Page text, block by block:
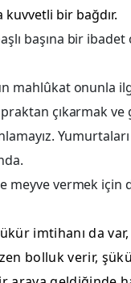
kuvvetli bir bağdır.
başına bir
mahlûkat onunla
çıkarmak
meyve vermek için
imtihanı da
bolluk verir,